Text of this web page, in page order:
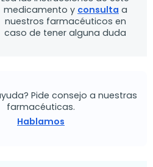
medicamento y consulta a
nuestros farmacéuticos en
caso de tener alguna duda
Pide consejo a nuestras
farmacéuticas.
Hablamos